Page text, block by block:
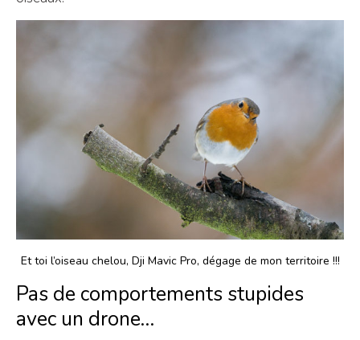
Et toi l’oiseau chelou, Dji Mavic Pro, dégage de mon territoire !!!
Pas de comportements stupides
avec un drone…